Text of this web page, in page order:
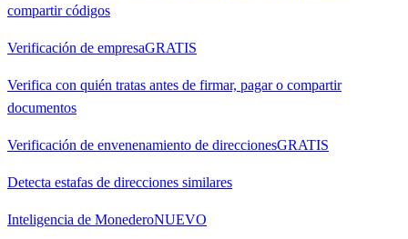
compartir códigos
Verificación de empresaGRATIS
Verifica con quién tratas antes de firmar, pagar o compartir
documentos
Verificación de envenenamiento de direccionesGRATIS
Detecta estafas de direcciones similares
Inteligencia de MonederoNUEVO